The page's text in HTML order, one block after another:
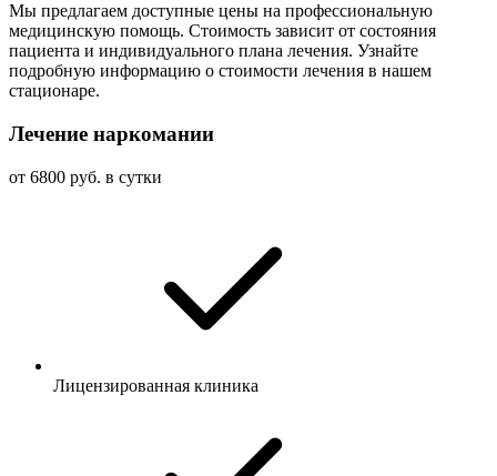
Мы предлагаем доступные цены на профессиональную
медицинскую помощь. Стоимость зависит от состояния
пациента и индивидуального плана лечения. Узнайте
подробную информацию о стоимости лечения в нашем
стационаре.
Лечение наркомании
от 6800 руб. в сутки
Лицензированная клиника